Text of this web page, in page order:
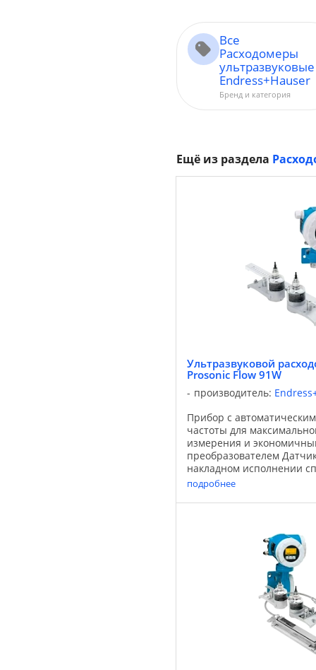
Все
Расходомеры
ультразвуковые
Endress+Hauser
Бренд и категория
Ещё из раздела
Ультразвуковой
Prosonic Flow 91W
производитель:
Прибор с
частоты для
измерения и
преобразователем
накладном исполнении
разработан для воды и
сочетании с
подробнее